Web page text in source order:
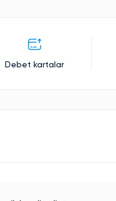
Debet kartalar